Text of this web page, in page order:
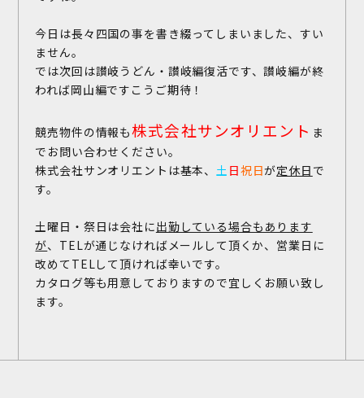
今日は長々四国の事を書き綴ってしまいました、すい
ません。
では次回は讃岐うどん・讃岐編復活です、讃岐編が終
われば岡山編ですこうご期待！
競売物件の情報も株式会社サンオリエント ま
でお問い合わせください。
株式会社サンオリエントは基本、土 日祝日が定休日 で
す。
土曜日・祭日は会社に出勤している場合もあります
が、TELが通じなければメールして頂くか、営業日に
改めてTELして頂ければ幸いです。
カタログ等も用意しておりますので宜しくお願い致し
ます。